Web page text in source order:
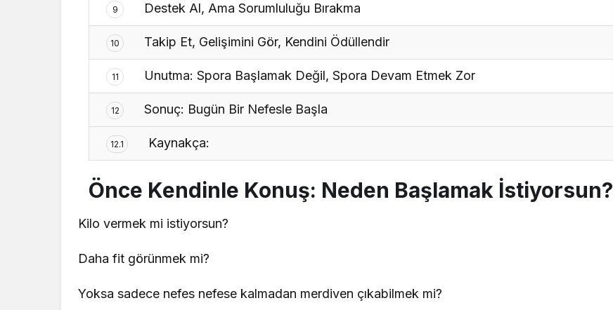
9 Destek Al, Ama Sorumluluğu Bırakma
10 Takip Et, Gelişimini Gör, Kendini Ödüllendir
11 Unutma: Spora Başlamak Değil, Spora Devam Etmek Zor
12 Sonuç: Bugün Bir Nefesle Başla
12.1 Kaynakça:
Önce Kendinle Konuş: Neden Başlamak İstiyorsun?
Kilo vermek mi istiyorsun?
Daha fit görünmek mi?
Yoksa sadece nefes nefese kalmadan merdiven çıkabilmek mi?